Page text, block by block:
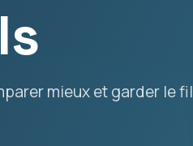
mieux et garder le fil